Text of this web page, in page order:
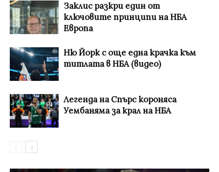
Заклис разкри един от
ключовите принципи на НБА
Европа
Ню Йорк с още една крачка към
титлата в НБА (видео)
Легенда на Спърс короняса
Уембаняма за крал на НБА